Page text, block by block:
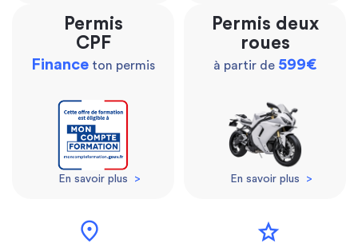
Permis
CPF
Finance ton permis
En savoir plus >
Permis deux
roues
à partir de 599€
En savoir plus >
location_on star